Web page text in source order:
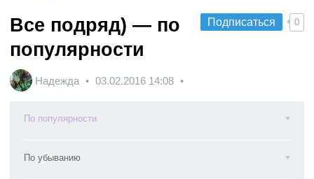
Подписаться 0
Все подряд) — по
популярности
Надежда 03.02.2016 14:08
По популярности
По убыванию